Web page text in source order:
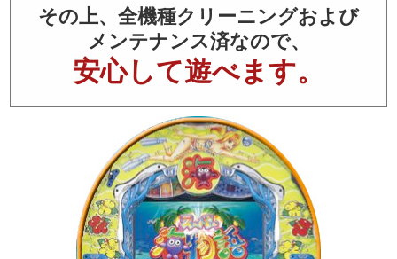
その上、全機種クリーニングおよび
メンテナンス済なので、
安心して遊べます。